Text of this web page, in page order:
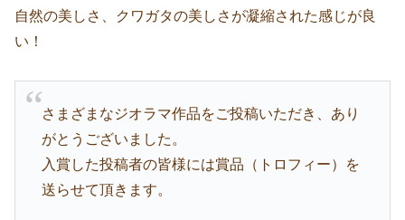
自然の美しさ、クワガタの美しさが凝縮された感じが良
い！
さまざまなジオラマ作品をご投稿いただき、あり
がとうございました。
入賞した投稿者の皆様には賞品（トロフィー）を
送らせて頂きます。